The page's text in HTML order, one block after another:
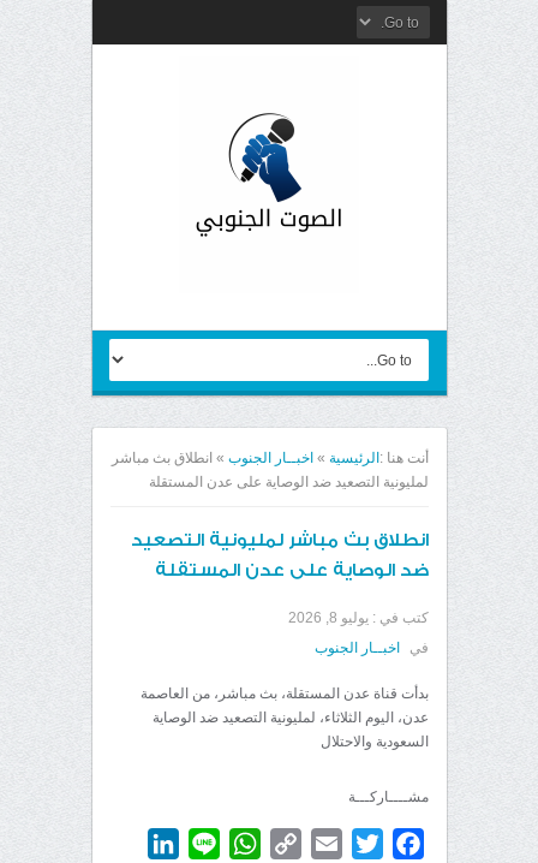
أنت هنا : الرئيسية » اخبــار الجنوب » انطلاق بث مباشر
لمليونية التصعيد ضد الوصاية على عدن المستقلة
انطلاق بث مباشر لمليونية التصعيد
ضد الوصاية على عدن المستقلة
كتب في : يوليو 8, 2026
في
اخبــار الجنوب
بدأت قناة عدن المستقلة، بث مباشر، من العاصمة
عدن، اليوم الثلاثاء، لمليونية التصعيد ضد الوصاية
السعودية والاحتلال
مشــــاركـــة
Facebook
Twitter
Email
Copy
WhatsApp
Line